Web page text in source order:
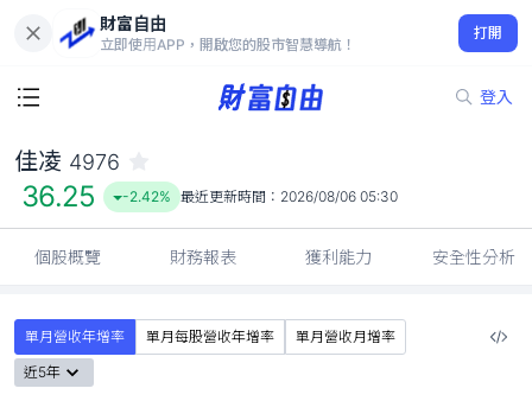
財富自由
立即使用APP，開啟您的股市智慧導航！
打開
登入
36.25
-2.42%
佳凌 4976
36.25 -2.42% 最近更新時間： 2026/08/06 05:30
個股概覽 財務報表 獲利能力 安全性分析
單月營收年增率 單月每股營收年增率
單月營收月增率
近5年